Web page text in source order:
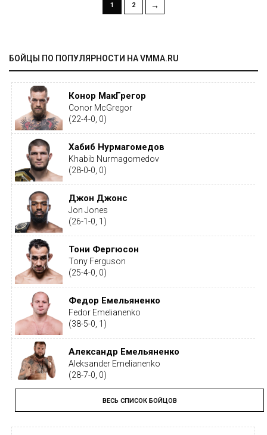
1 2 →
БОЙЦЫ ПО ПОПУЛЯРНОСТИ НА VMMA.RU
Конор МакГрегор
Conor McGregor
(22-4-0, 0)
Хабиб Нурмагомедов
Khabib Nurmagomedov
(28-0-0, 0)
Джон Джонс
Jon Jones
(26-1-0, 1)
Тони Фергюсон
Tony Ferguson
(25-4-0, 0)
Федор Емельяненко
Fedor Emelianenko
(38-5-0, 1)
Александр Емельяненко
Aleksander Emelianenko
(28-7-0, 0)
Тайрон Вудли
Tyron Woodley
(19-5-1, 0)
ВЕСЬ СПИСОК БОЙЦОВ